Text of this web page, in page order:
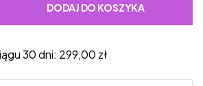
DODAJ DO KOSZYKA
30 dni: 299,00 zł